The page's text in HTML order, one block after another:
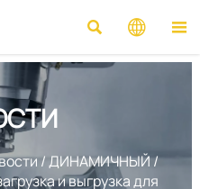
  
/ДИНАМИЧНЫЙ/
и выгрузка для